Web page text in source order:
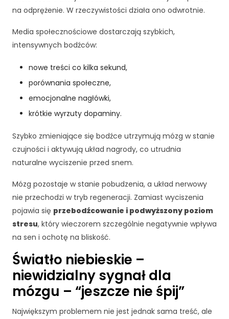
na odprężenie. W rzeczywistości działa ono odwrotnie.
Media społecznościowe dostarczają szybkich,
intensywnych bodźców:
nowe treści co kilka sekund,
porównania społeczne,
emocjonalne nagłówki,
krótkie wyrzuty dopaminy.
Szybko zmieniające się bodźce utrzymują mózg w stanie
czujności i aktywują układ nagrody, co utrudnia
naturalne wyciszenie przed snem.
Mózg pozostaje w stanie pobudzenia, a układ nerwowy
nie przechodzi w tryb regeneracji. Zamiast wyciszenia
pojawia się przebodźcowanie i podwyższony poziom
stresu, który wieczorem szczególnie negatywnie wpływa
na sen i ochotę na bliskość.
Światło niebieskie –
niewidzialny sygnał dla
mózgu – “jeszcze nie śpij”
Największym problemem nie jest jednak sama treść, ale